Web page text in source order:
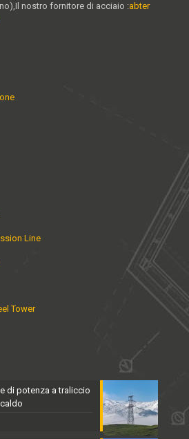
nostro fornitore di acciaio :abter
Line
Tower
di potenza a traliccio